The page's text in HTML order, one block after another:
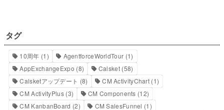
タグ
10周年 (1) AgentforceWorldTour (1)
AppExchangeExpo (8) Calsket(58)
Calsketアップデート (8) CM ActivityChart (1)
CM ActivityPlus(3) CM Components (12)
CM KanbanBoard (2) CM SalesFunnel (1)